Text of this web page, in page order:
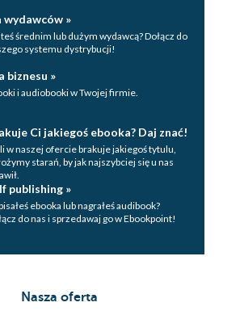
wydawców »
średnim lub dużym wydawcą? Dołącz do
systemu dystrybucji!
biznesu »
i audiobooki w Twojej firmie.
Ci jakiegoś ebooka? Daj znać!
w naszej ofercie brakuje jakiegoś tytulu,
starań, by jak najszybciej się u nas
publishing »
ebooka lub nagrałeś audibook?
do nas i sprzedawaj go w Ebookpoint!
Nasza oferta